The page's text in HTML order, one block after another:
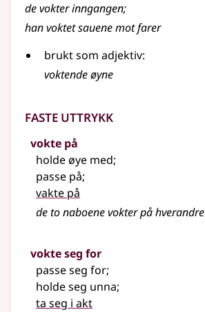
devokterinngangen;
hanvoktetsauene mot farer
brukt som adjektiv:
voktende øyne
Faste uttrykk
vokte på
holde øye med;
passe på;
vakte på
de to naboene vokter på hverandre
vokte seg for
passe seg for;
holde seg unna;
ta seg i akt